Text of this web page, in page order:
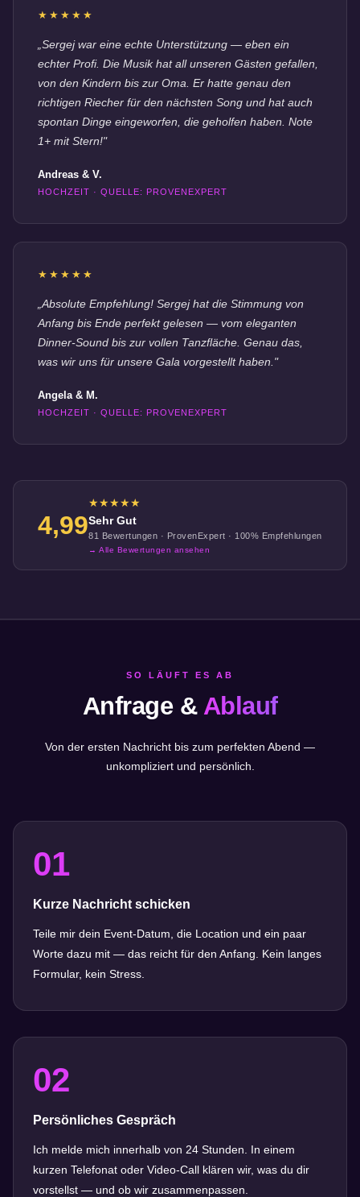
★★★★★
„Sergej war eine echte Unterstützung — eben ein
echter Profi. Die Musik hat all unseren Gästen gefallen,
von den Kindern bis zur Oma. Er hatte genau den
richtigen Riecher für den nächsten Song und hat auch
spontan Dinge eingeworfen, die geholfen haben. Note
1+ mit Stern!"
Andreas & V.
HOCHZEIT · QUELLE: PROVENEXPERT
★★★★★
„Absolute Empfehlung! Sergej hat die Stimmung von
Anfang bis Ende perfekt gelesen — vom eleganten
Dinner-Sound bis zur vollen Tanzfläche. Genau das,
was wir uns für unsere Gala vorgestellt haben."
Angela & M.
HOCHZEIT · QUELLE: PROVENEXPERT
4,99
★★★★★
Sehr Gut
81 Bewertungen · ProvenExpert · 100% Empfehlungen
→ Alle Bewertungen ansehen
SO LÄUFT ES AB
Anfrage & Ablauf
Von der ersten Nachricht bis zum perfekten Abend —
unkompliziert und persönlich.
01
Kurze Nachricht schicken
Teile mir dein Event-Datum, die Location und ein paar
Worte dazu mit — das reicht für den Anfang. Kein langes
Formular, kein Stress.
02
Persönliches Gespräch
Ich melde mich innerhalb von 24 Stunden. In einem
kurzen Telefonat oder Video-Call klären wir, was du dir
vorstellst — und ob wir zusammenpassen.